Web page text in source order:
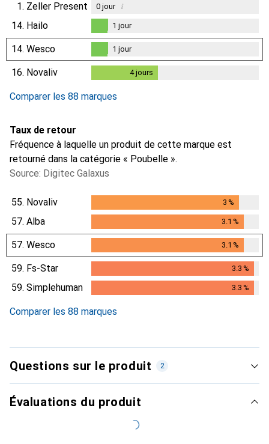
1. Zeller Present 0jour i
14. Hailo
1jour
1 jour
14. Wesco
1jour
1 jour
16. Novaliv 4jours
Comparer les 88 marques
Taux de retour
Fréquence à laquelle un produit de cette marque est
retourné dans la catégorie « Poubelle ».
Source: Digitec Galaxus
55. Novaliv 3 %
3%
57. Alba 3.1 %
3.1%
57. Wesco 3.1 %
3.1%
59. Fs-Star 3.3 %
3.3%
59. Simplehuman 3.3 %
Comparer les 88 marques
Questions sur le produit 2
Évaluations du produit